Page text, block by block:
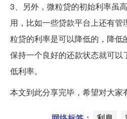
3、另外，微粒贷的初始利率虽
用，比如一些贷款平台上还有管
粒贷的利率是可以降低的，降低
保持一个良好的还款状态就可以
低利率。
本文到此分享完毕，希望对大家